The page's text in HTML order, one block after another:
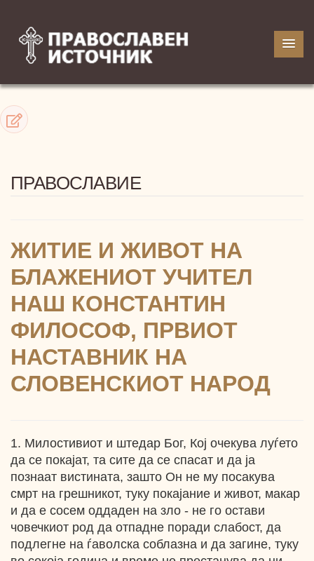
ПРАВОСЛАВИЕ
ЖИТИЕ И ЖИВОТ НА
БЛАЖЕНИОТ УЧИТЕЛ
НАШ КОНСТАНТИН
ФИЛОСОФ, ПРВИОТ
НАСТАВНИК НА
СЛОВЕНСКИОТ НАРОД
1. Милостивиот и штедар Бог, Кој очекува луѓето
да се покајат, та сите да се спасат и да ја
познаат вистината, зашто Он не му посакува
смрт на грешникот, туку покајание и живот, макар
и да е сосем оддаден на зло - не го остави
човечкиот род да отпадне поради слабост, да
подлегне на ѓаволска соблазна и да загине, туку